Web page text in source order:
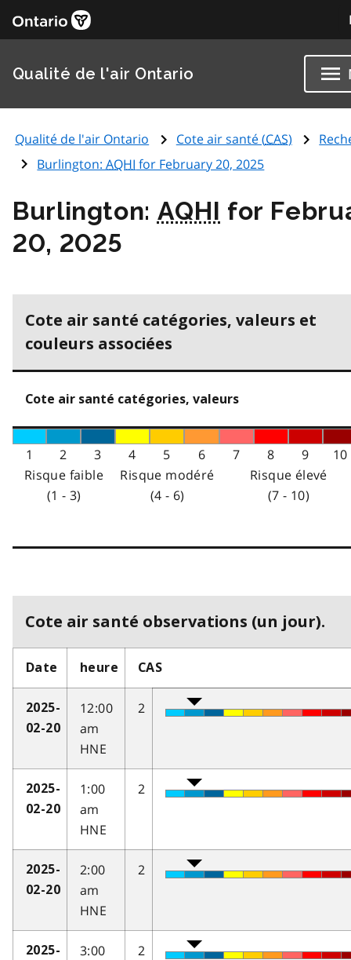
Qualité de l'air Ontario
Qualité de l'air Ontario Cote air santé (CAS)
Burlington:AQHI for February 20, 2025
Burlington: AQHI for
20, 2025
Cote air santé catégories, valeurs et
couleurs associées
Cote air santé catégories, valeurs
1 2 3 4 5 6 7 8 9
10
Risque faible
(1 - 3)
Risque modéré
(4 - 6)
Risque élevé
(7 - 10)
Cote air santé observations (un jour).
Date heure CAS
2025-
02-20
12:00
am
HNE
2
2025-
02-20
1:00
am
HNE
2
2025-
02-20
2:00
am
HNE
2
2025-
3:00
2